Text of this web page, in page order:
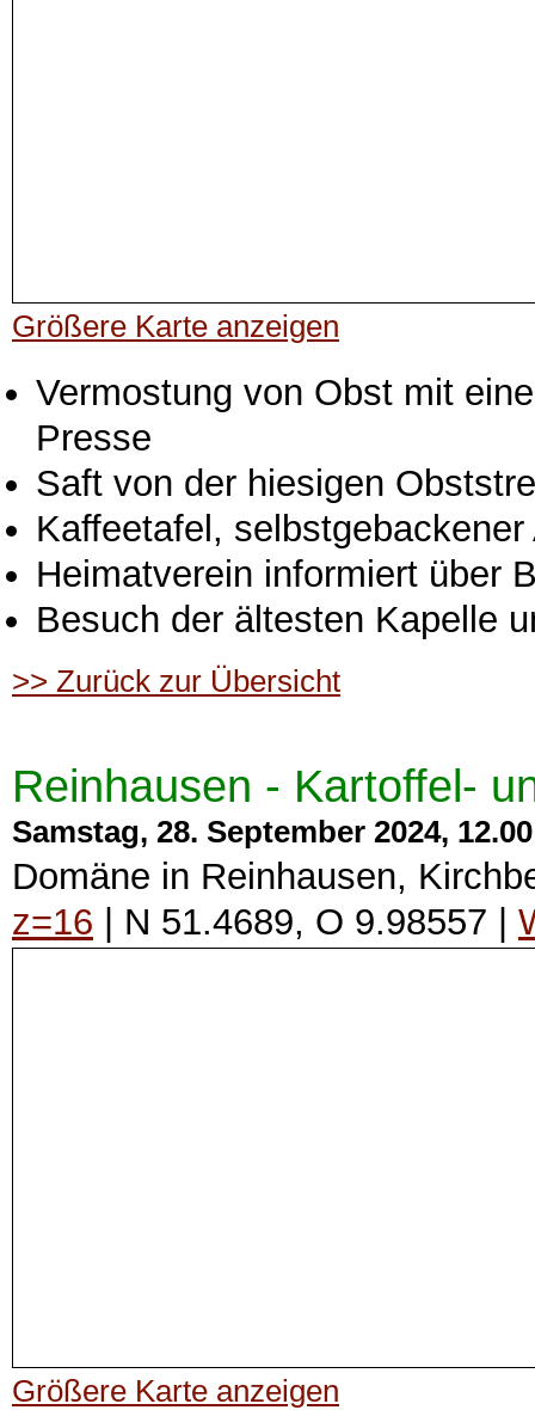
Größere Karte anzeigen
Vermostung von Obst mit
Presse
Saft von der hiesigen
Kaffeetafel,
Heimatverein informiert über
Besuch der ältesten Kapelle
>> Zurück zur Übersicht
Reinhausen - Kartoffel-
Samstag, 28. September 2024,
Domäne in Reinhausen,
z=16 | N 51.4689, O 9.98557 |
Größere Karte anzeigen